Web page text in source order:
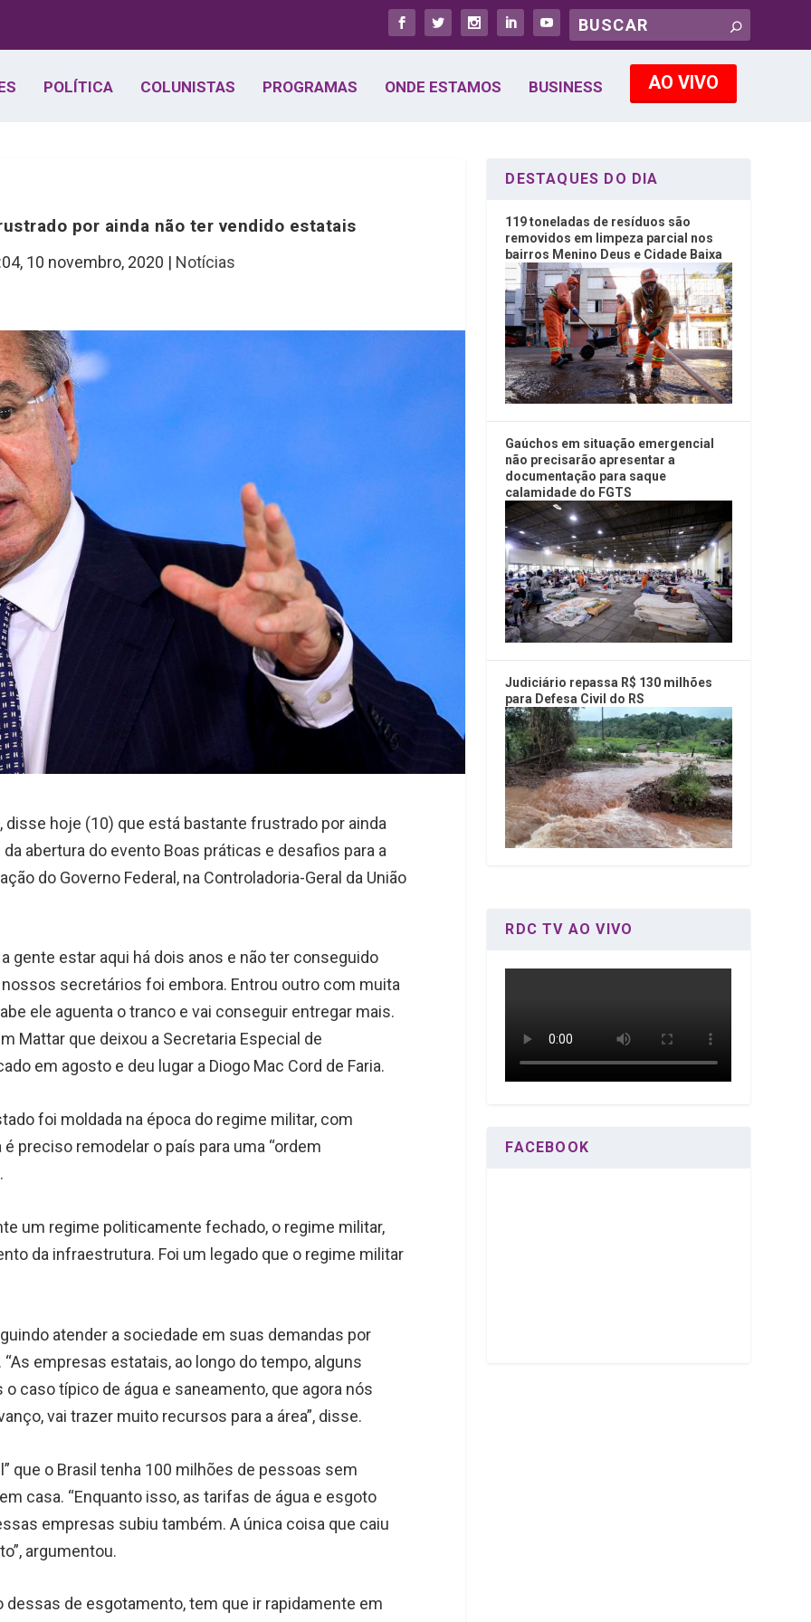
POLÍTICA COLUNISTAS PROGRAMAS ONDE ESTAMOS BUSINESS AO VIVO
por ainda não ter vendido estatais
10 novembro, 2020 | Notícias
, disse hoje (10) que está bastante frustrado por ainda
abertura do evento Boas práticas e desafios para a
do Governo Federal, na Controladoria-Geral da União
gente estar aqui há dois anos e não ter conseguido
secretários foi embora. Entrou outro com muita
ele aguenta o tranco e vai conseguir entregar mais.
Mattar que deixou a Secretaria Especial de
em agosto e deu lugar a Diogo Mac Cord de Faria.
foi moldada na época do regime militar, com
preciso remodelar o país para uma “ordem
um regime politicamente fechado, o regime militar,
da infraestrutura. Foi um legado que o regime militar
atender a sociedade em suas demandas por
empresas estatais, ao longo do tempo, alguns
caso típico de água e saneamento, que agora nós
vai trazer muito recursos para a área”, disse.
que o Brasil tenha 100 milhões de pessoas sem
casa. “Enquanto isso, as tarifas de água e esgoto
empresas subiu também. A única coisa que caiu
argumentou.
dessas de esgotamento, tem que ir rapidamente em
DESTAQUES DO DIA
119 toneladas de resíduos são
removidos em limpeza parcial nos
bairros Menino Deus e Cidade Baixa
Gaúchos em situação emergencial
não precisarão apresentar a
documentação para saque
calamidade do FGTS
Judiciário repassa R$ 130 milhões
para Defesa Civil do RS
RDC TV AO VIVO
FACEBOOK